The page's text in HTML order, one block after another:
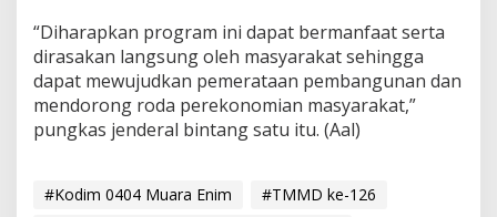
“Diharapkan program ini dapat bermanfaat serta
dirasakan langsung oleh masyarakat sehingga
dapat mewujudkan pemerataan pembangunan dan
mendorong roda perekonomian masyarakat,”
pungkas jenderal bintang satu itu. (Aal)
#Kodim 0404 Muara Enim
#TMMD ke-126